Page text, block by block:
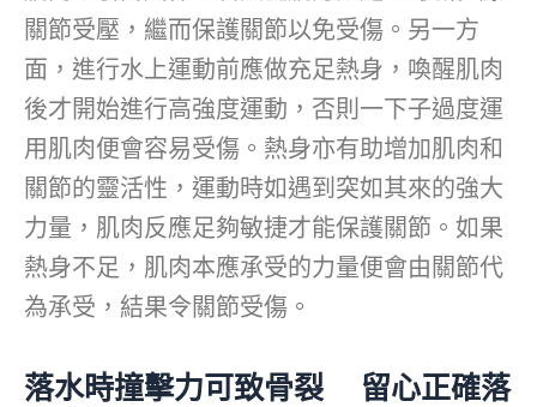
關節受壓，繼而保護關節以免受傷。另一方
面，進行水上運動前應做充足熱身，喚醒肌肉
後才開始進行高強度運動，否則一下子過度運
用肌肉便會容易受傷。熱身亦有助增加肌肉和
關節的靈活性，運動時如遇到突如其來的強大
力量，肌肉反應足夠敏捷才能保護關節。如果
熱身不足，肌肉本應承受的力量便會由關節代
為承受，結果令關節受傷。
落水時撞擊力可致骨裂 留心正確落